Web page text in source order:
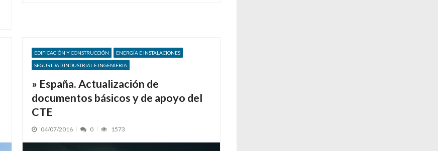
EDIFICACIÓN Y CONSTRUCCIÓN ENERGÍA E INSTALACIONES
SEGURIDAD INDUSTRIAL E INGENIERIA
» España. Actualización de
documentos básicos y de apoyo del
CTE
04/07/2016 0 1573